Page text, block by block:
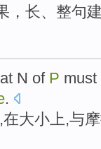
，长、整句
N of P must
.
,在大小上,与